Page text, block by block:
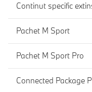
Continut specific
Pachet M Sport
Pachet M Sport Pro
Connected Package